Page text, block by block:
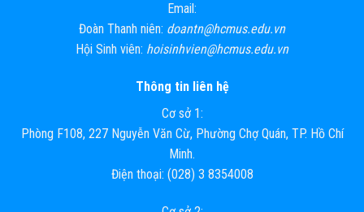
Email:
Đoàn Thanh niên: doantn@hcmus.edu.vn
Hội Sinh viên: hoisinhvien@hcmus.edu.vn
Thông tin liên hệ
Cơ sở 1:
Phòng F108, 227 Nguyễn Văn Cừ, Phường Chợ Quán, TP. Hồ Chí
Minh.
Điện thoại: (028) 3 8354008